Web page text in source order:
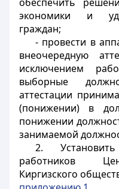
экономики и
граждан;
- провести в
внеочередную
исключением
выборные
аттестации
(понижении) в
понижении
занимаемой
2.
работников
Киргизского